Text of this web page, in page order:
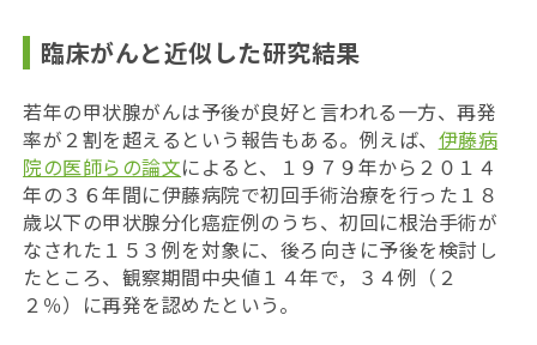
臨床がんと近似した研究結果
若年の甲状腺がんは予後が良好と言われる一方、再発
率が２割を超えるという報告もある。例えば、 伊藤病
院の医師らの論文によると、１９７９年から２０１４
年の３６年間に伊藤病院で初回手術治療を行った１８
歳以下の甲状腺分化癌症例のうち、初回に根治手術が
なされた１５３例を対象に、後ろ向きに予後を検討し
たところ、観察期間中央値１４年で，３４例（２
２％）に再発を認めたという。